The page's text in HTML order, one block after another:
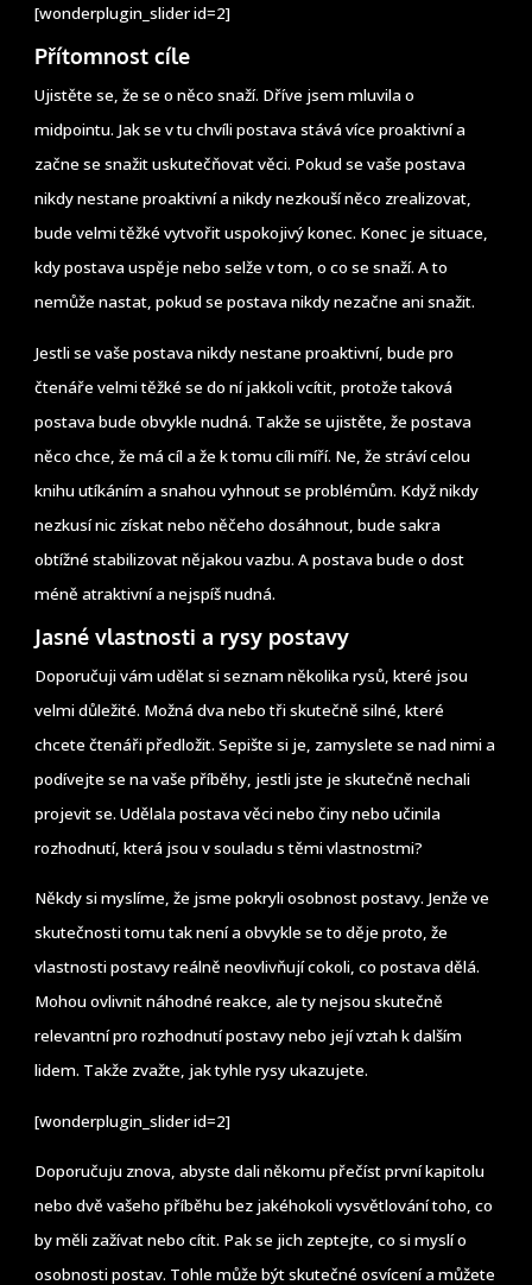
[wonderplugin_slider id=2]
Přítomnost cíle
Ujistěte se, že se o něco snaží. Dříve jsem mluvila o
midpointu. Jak se v tu chvíli postava stává více proaktivní a
začne se snažit uskutečňovat věci. Pokud se vaše postava
nikdy nestane proaktivní a nikdy nezkouší něco zrealizovat,
bude velmi těžké vytvořit uspokojivý konec. Konec je situace,
kdy postava uspěje nebo selže v tom, o co se snaží. A to
nemůže nastat, pokud se postava nikdy nezačne ani snažit.
Jestli se vaše postava nikdy nestane proaktivní, bude pro
čtenáře velmi těžké se do ní jakkoli vcítit, protože taková
postava bude obvykle nudná. Takže se ujistěte, že postava
něco chce, že má cíl a že k tomu cíli míří. Ne, že stráví celou
knihu utíkáním a snahou vyhnout se problémům. Když nikdy
nezkusí nic získat nebo něčeho dosáhnout, bude sakra
obtížné stabilizovat nějakou vazbu. A postava bude o dost
méně atraktivní a nejspíš nudná.
Jasné vlastnosti a rysy postavy
Doporučuji vám udělat si seznam několika rysů, které jsou
velmi důležité. Možná dva nebo tři skutečně silné, které
chcete čtenáři předložit. Sepište si je, zamyslete se nad nimi a
podívejte se na vaše příběhy, jestli jste je skutečně nechali
projevit se. Udělala postava věci nebo činy nebo učinila
rozhodnutí, která jsou v souladu s těmi vlastnostmi?
Někdy si myslíme, že jsme pokryli osobnost postavy. Jenže ve
skutečnosti tomu tak není a obvykle se to děje proto, že
vlastnosti postavy reálně neovlivňují cokoli, co postava dělá.
Mohou ovlivnit náhodné reakce, ale ty nejsou skutečně
relevantní pro rozhodnutí postavy nebo její vztah k dalším
lidem. Takže zvažte, jak tyhle rysy ukazujete.
[wonderplugin_slider id=2]
Doporučuju znova, abyste dali někomu přečíst první kapitolu
nebo dvě vašeho příběhu bez jakéhokoli vysvětlování toho, co
by měli zažívat nebo cítit. Pak se jich zeptejte, co si myslí o
osobnosti postav. Tohle může být skutečné osvícení a můžete